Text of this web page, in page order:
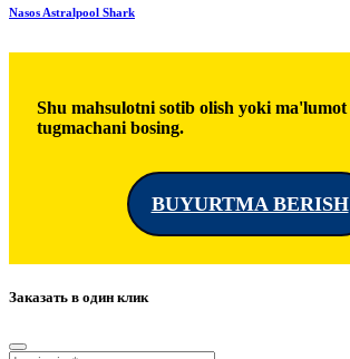
Nasos Astralpool Shark
Shu mahsulotni sotib olish yoki
tugmachani bosing.
BUYURTMA BERISH
Заказать в один клик